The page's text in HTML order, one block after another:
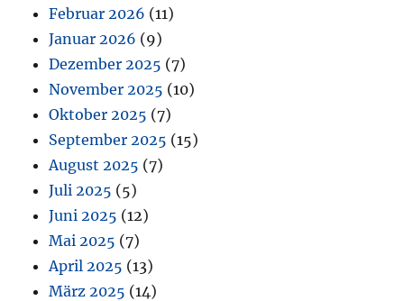
Februar 2026 (11)
Januar 2026 (9)
Dezember 2025 (7)
November 2025 (10)
Oktober 2025 (7)
September 2025 (15)
August 2025 (7)
Juli 2025 (5)
Juni 2025 (12)
Mai 2025 (7)
April 2025 (13)
März 2025 (14)